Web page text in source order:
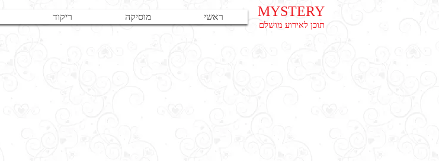
ריקוד מוסיקה ראשי MYSTERY
תוכן לאירוע מושלם